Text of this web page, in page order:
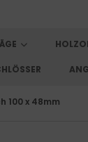
100 x 48mm